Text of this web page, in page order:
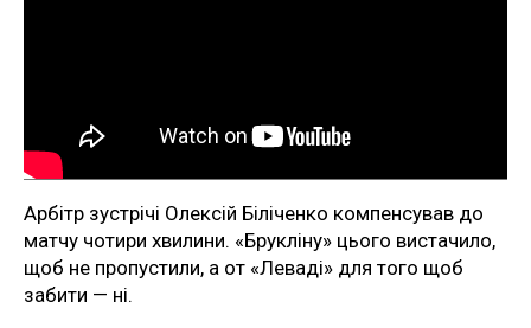
Арбітр зустрічі Олексій Біліченко компенсував до
матчу чотири хвилини. «Брукліну» цього вистачило,
щоб не пропустили, а от «Леваді» для того щоб
забити — ні.